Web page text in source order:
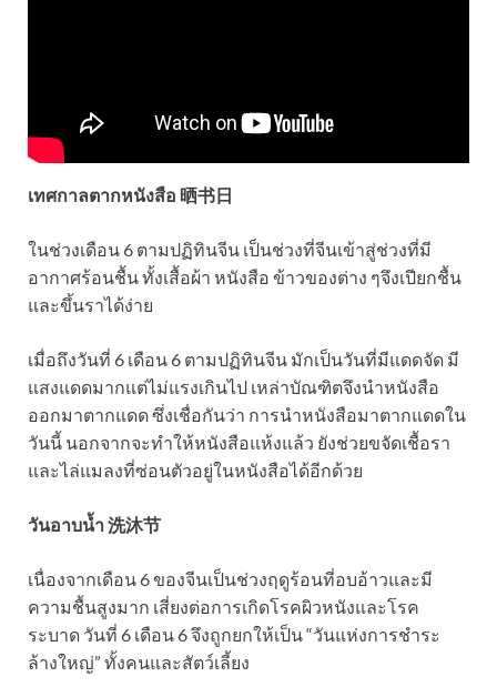
เทศกาลตากหนังสือ 晒书日
ในช่วงเดือน 6 ตามปฏิทินจีน เป็นช่วงที่จีนเข้าสู่ช่วงที่มี
อากาศร้อนชื้น ทั้งเสื้อผ้า หนังสือ ข้าวของต่าง ๆจึงเปียกชื้น
และขึ้นราได้ง่าย
เมื่อถึงวันที่ 6 เดือน 6 ตามปฏิทินจีน มักเป็นวันที่มีแดดจัด มี
แสงแดดมากแต่ไม่แรงเกินไป เหล่าบัณฑิตจึงนำหนังสือ
ออกมาตากแดด ซึ่งเชื่อกันว่า การนำหนังสือมาตากแดดใน
วันนี้ นอกจากจะทำให้หนังสือแห้งแล้ว ยังช่วยขจัดเชื้อรา
และไล่แมลงที่ซ่อนตัวอยู่ในหนังสือได้อีกด้วย
วันอาบน้ำ 洗沐节
เนื่องจากเดือน 6 ของจีนเป็นช่วงฤดูร้อนที่อบอ้าวและมี
ความชื้นสูงมาก เสี่ยงต่อการเกิดโรคผิวหนังและโรค
ระบาด วันที่ 6 เดือน 6 จึงถูกยกให้เป็น “วันแห่งการชำระ
ล้างใหญ่” ทั้งคนและสัตว์เลี้ยง